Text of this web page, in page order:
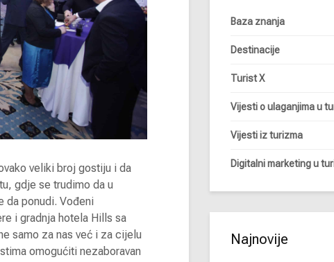
veliki broj gostiju i da
gdje se trudimo da u
da ponudi. Vođeni
i gradnja hotela Hills sa
samo za nas već i za cijelu
omogućiti nezaboravan
Baza znanja
Destinacije
Turist X
Vijesti o ulaganjima u
Vijesti iz turizma
Digitalni marketing u
Najnovije